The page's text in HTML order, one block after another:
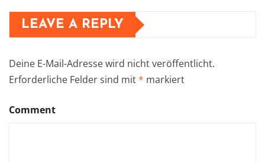
LEAVE A REPLY
Deine E-Mail-Adresse wird nicht veröffentlicht.
Erforderliche Felder sind mit* markiert
Comment